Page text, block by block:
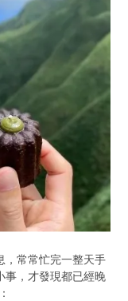
，常常忙完一整天手
事，才發現都已經晚